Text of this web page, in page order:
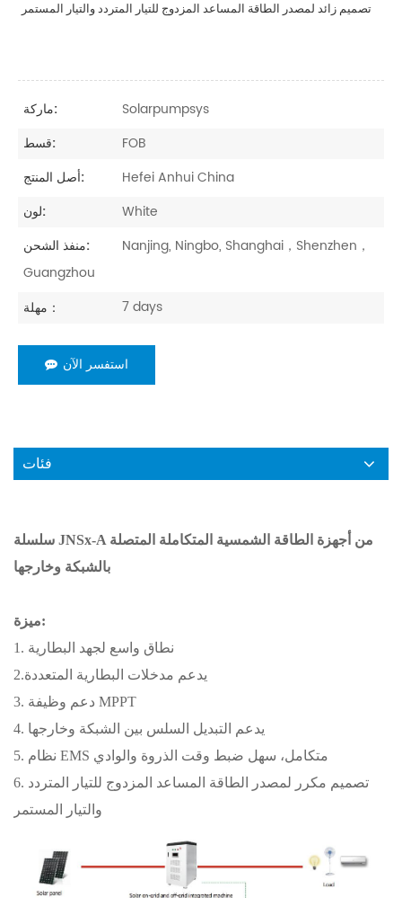
تصميم زائد لمصدر الطاقة المساعد المزدوج للتيار المتردد والتيار المستمر
ماركة:
Solarpumpsys
قسط:
FOB
أصل المنتج:
Hefei Anhui China
لون:
White
منفذ الشحن:
Nanjing, Ningbo, Shanghai，Shenzhen，
Guangzhou
مهلة：
7 days
استفسر الآن
فئات
سلسلة JNSx-A من أجهزة الطاقة الشمسية المتكاملة المتصلة
بالشبكة وخارجها
ميزة:
1. نطاق واسع لجهد البطارية
2.يدعم مدخلات البطارية المتعددة
3. دعم وظيفة MPPT
4. يدعم التبديل السلس بين الشبكة وخارجها
5. نظام EMS متكامل، سهل ضبط وقت الذروة والوادي
6. تصميم مكرر لمصدر الطاقة المساعد المزدوج للتيار المتردد
والتيار المستمر